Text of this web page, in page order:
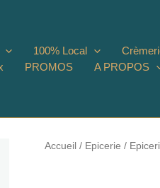
100% Local
PROMOS A PROPOS
Accueil / Epicerie /